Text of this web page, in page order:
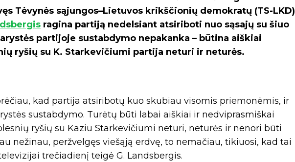
Tėvynės sąjungos–Lietuvos krikščionių demokratų (TS-LKD)
ragina partiją nedelsiant atsiriboti nuo sąsajų su šiuo
partijoje sustabdymo nepakanka – būtina aiškiai
ryšių su K. Starkevičiumi partija neturi ir neturės.
kad partija atsiribotų kuo skubiau visomis priemonėmis, ir
sustabdymo. Turėtų būti labai aiškiai ir nedviprasmiškai
ryšių su Kaziu Starkevičiumi neturi, neturės ir nenori būti
nežinau, peržvelgęs viešąją erdvę, to nemačiau, tikiuosi, kad tai
trečiadienį teigė G. Landsbergis.